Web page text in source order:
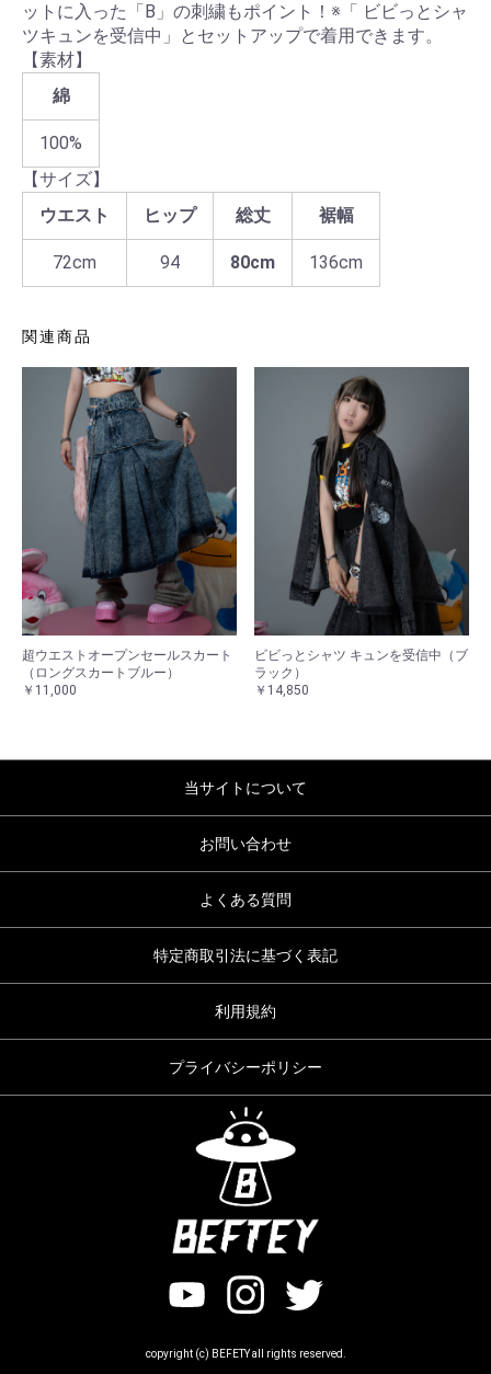
ットに入った「B」の刺繍もポイント！※「 ビビっとシャ
ツキュンを受信中」とセットアップで着用できます。
【素材】
綿
100%
【サイズ】
ウエスト
ヒップ 総丈 裾幅
72cm 94 80cm 136cm
関連商品
超ウエストオープンセールスカート
（ロングスカートブルー）
￥11,000
ビビっとシャツ キュンを受信中（ブ
ラック）
￥14,850
当サイトについて
お問い合わせ
よくある質問
特定商取引法に基づく表記
利用規約
プライバシーポリシー
copyright (c) BEFETY all rights reserved.